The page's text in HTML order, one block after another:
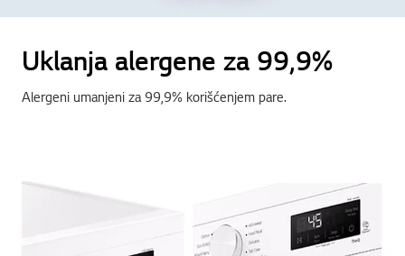
Uklanja alergene za 99,9%
Alergeni umanjeni za 99,9% korišćenjem pare.